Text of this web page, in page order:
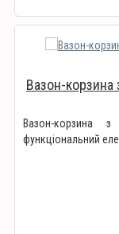
Вазон-
Вазон-корзина
функціональний